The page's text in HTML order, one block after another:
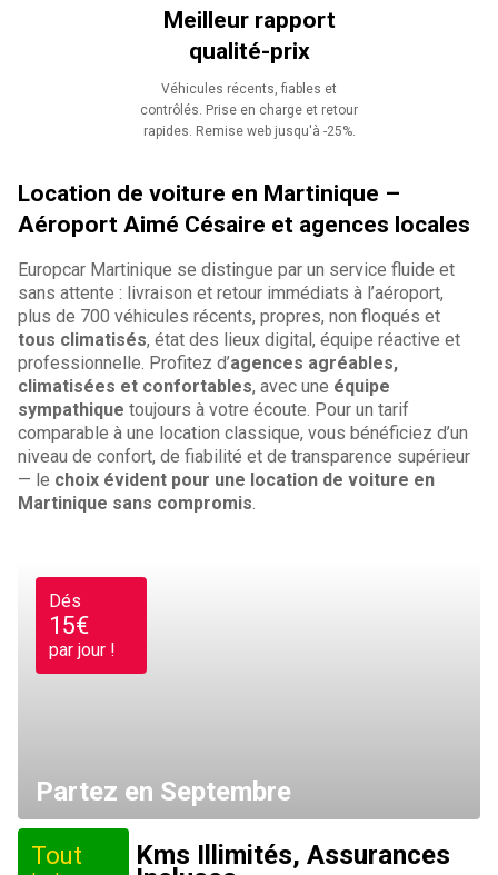
Meilleur rapport
qualité-prix
Véhicules récents, fiables et
contrôlés. Prise en charge et retour
rapides. Remise web jusqu'à -25%.
Location de voiture en Martinique –
Aéroport Aimé Césaire et agences locales
Europcar Martinique se distingue par un service fluide et
sans attente : livraison et retour immédiats à l’aéroport,
plus de 700 véhicules récents, propres, non floqués et
tous climatisés, état des lieux digital, équipe réactive et
professionnelle. Profitez d’agences agréables,
climatisées et confortables, avec une équipe
sympathique toujours à votre écoute. Pour un tarif
comparable à une location classique, vous bénéficiez d’un
niveau de confort, de fiabilité et de transparence supérieur
— le choix évident pour une location de voiture en
Martinique sans compromis.
Dés
15€
par jour !
Partez en Septembre
Tout Kms Illimités, Assurances